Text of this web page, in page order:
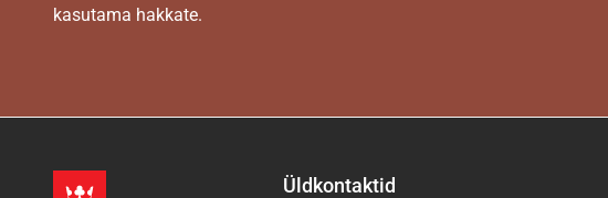
kasutama hakkate.
Üldkontaktid